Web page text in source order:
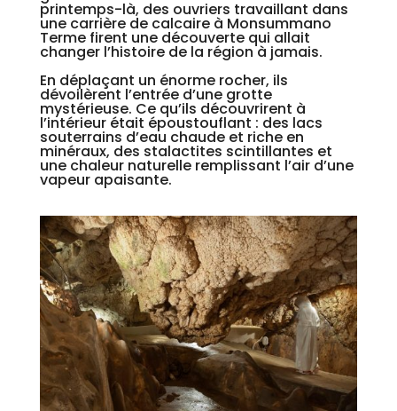
printemps-là, des ouvriers travaillant dans
une carrière de calcaire à Monsummano
Terme firent une découverte qui allait
changer l’histoire de la région à jamais.
En déplaçant un énorme rocher, ils
dévoilèrent l’entrée d’une grotte
mystérieuse. Ce qu’ils découvrirent à
l’intérieur était époustouflant : des lacs
souterrains d’eau chaude et riche en
minéraux, des stalactites scintillantes et
une chaleur naturelle remplissant l’air d’une
vapeur apaisante.